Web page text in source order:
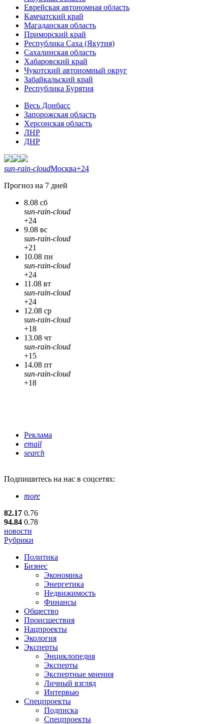
Еврейская автономная область
Камчатский край
Магаданская область
Приморский край
Республика Саха (Якутия)
Сахалинская область
Хабаровский край
Чукотский автономный округ
Забайкальский край
Республика Бурятия
Весь Донбасс
Запорожская область
Херсонская область
ЛНР
ДНР
sun-rain-cloudМосква+24
Прогноз на 7 дней
8.08 сб
sun-rain-cloud
+24
9.08 вс
sun-rain-cloud
+21
10.08 пн
sun-rain-cloud
+24
11.08 вт
sun-rain-cloud
+24
12.08 ср
sun-rain-cloud
+18
13.08 чт
sun-rain-cloud
+15
14.08 пт
sun-rain-cloud
+18
Реклама
email
search
Подпишитесь на нас в соцсетях:
more
82.17 0.76
94.84 0.78
новости
Рубрики
Политика
Бизнес
Экономика
Энергетика
Недвижимость
Финансы
Общество
Происшествия
Нацпроекты
Экология
Эксперты
Энциклопедия
Эксперты
Экспертные мнения
Личный взгляд
Интервью
Спецпроекты
Подписка
Спецпроекты